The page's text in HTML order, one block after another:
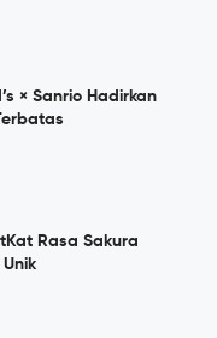
× Sanrio Hadirkan
Rasa Sakura